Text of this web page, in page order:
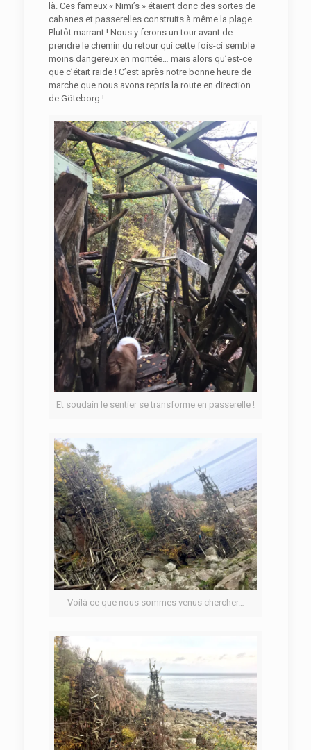
là. Ces fameux « Nimi’s » étaient donc des sortes de
cabanes et passerelles construits à même la plage.
Plutôt marrant ! Nous y ferons un tour avant de
prendre le chemin du retour qui cette fois-ci semble
moins dangereux en montée… mais alors qu’est-ce
que c’était raide ! C’est après notre bonne heure de
marche que nous avons repris la route en direction
de Göteborg !
Et soudain le sentier se transforme en passerelle !
Voilà ce que nous sommes venus chercher…